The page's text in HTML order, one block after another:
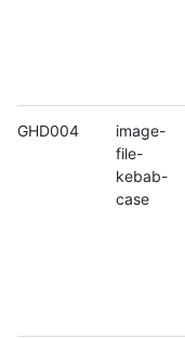
GHD004
image-
file-
kebab-
case